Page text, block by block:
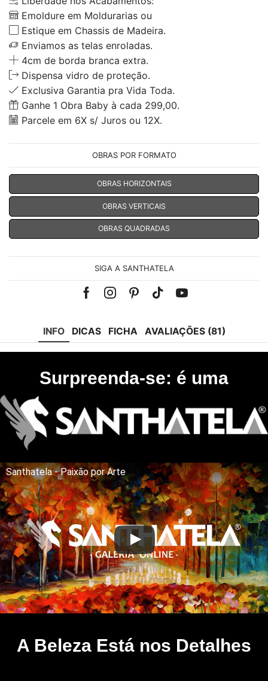
Emoldure em Moldurarias ou
Estique em Chassis de Madeira.
Enviamos as telas enroladas.
4cm de borda branca extra.
Dispensa vidro de proteção.
Exclusiva Garantia pra Vida Toda.
Ganhe 1 Obra Baby à cada 299,00.
Parcele em 6X s/ Juros ou 12X.
OBRAS POR FORMATO
OBRAS HORIZONTAIS
OBRAS VERTICAIS
OBRAS QUADRADAS
SIGA A SANTHATELA
FacebookInstagramPinterest
Tik-Youtube
INFO DICAS FICHA AVALIAÇÕES (81)
Surpreenda-se: é uma
Santhatela - Paixão por Arte
A Beleza Está nos Detalhes